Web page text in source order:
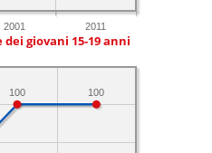
2001 2011
giovani 15-19 anni
100
100